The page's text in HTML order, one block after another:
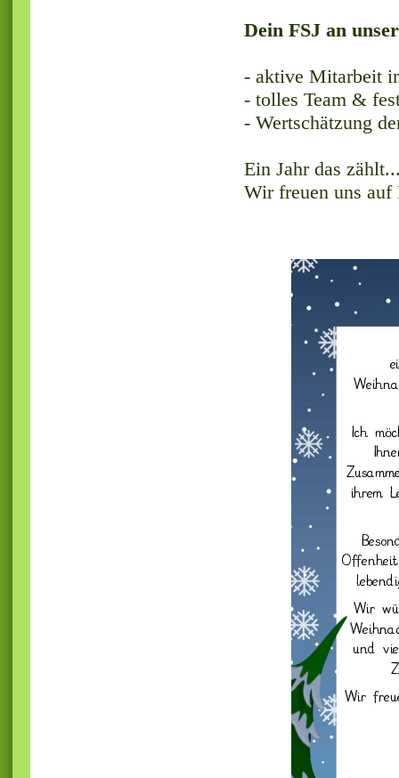
Dein FSJ an
- aktive Mitarbeit
- tolles Team &
- Wertschätzung
Ein Jahr das
Wir freuen uns